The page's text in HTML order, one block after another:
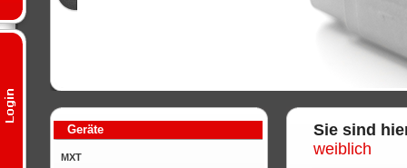
Geräte
MXT
Sie sind
weiblich